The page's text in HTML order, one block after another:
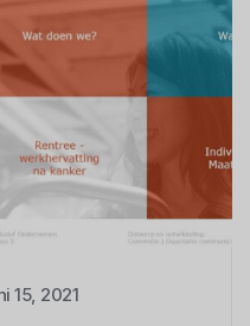
15, 2021